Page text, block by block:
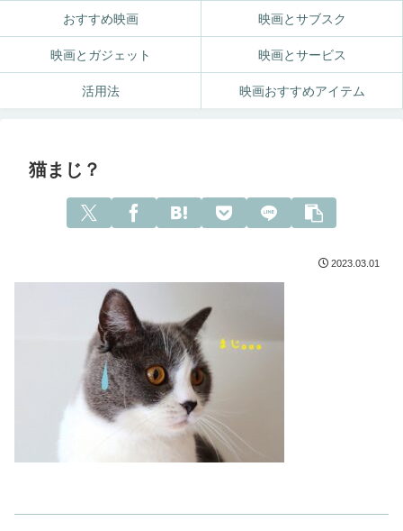
おすすめ映画 映画とサブスク
映画とガジェット 映画とサービス
活用法 映画おすすめアイテム
猫まじ？
2023.03.01